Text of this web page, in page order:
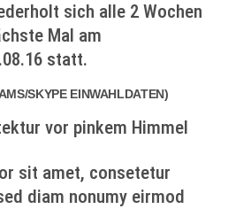
sich alle 2 Wochen
Mal am
statt.
SKYPE EINWAHLDATEN)
sit amet, consetetur
diam nonumy eirmod